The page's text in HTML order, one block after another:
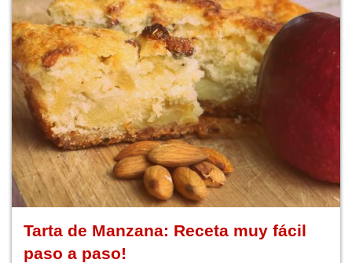
Tarta de Manzana: Receta muy fácil
paso a paso!